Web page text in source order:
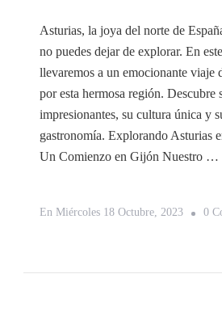
Asturias, la joya del norte de
no puedes dejar de explorar. En
llevaremos a un emocionante viaje
por esta hermosa región. Descubre
impresionantes, su cultura única y
gastronomía. Explorando Asturias
Un Comienzo en Gijón Nuestro …
En Miércoles 18 Octubre, 2023 0